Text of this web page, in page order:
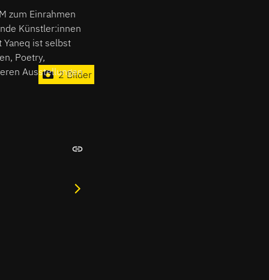
2 Bilder
zum Einrahmen
Künstler:innen
Yaneq ist selbst
Poetry,
Ausstellungen